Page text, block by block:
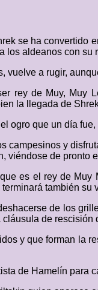
se ha
los aldeanos con su
a rugir,
rey de Muy,
la llegada de
ogro que un día
campesinos y
de
es el rey de
también
de los
de
y que forman la
de Hamelín para